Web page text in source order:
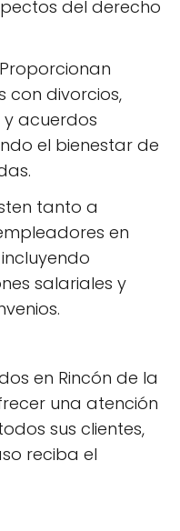
del derecho
con divorcios,
acuerdos
el bienestar de
tanto a
en
salariales y
en Rincón de la
una atención
sus clientes,
reciba el